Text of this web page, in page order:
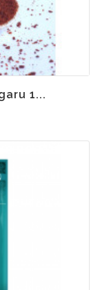
1...